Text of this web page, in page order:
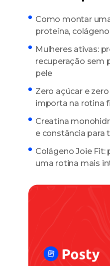
Como montar
proteína,
Mulheres ativas:
recuperação sem
pele
Zero açúcar e
importa na rotina
Creatina
e constância para
Colágeno Joie Fit:
uma rotina mais